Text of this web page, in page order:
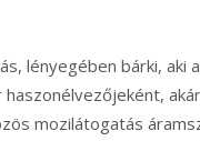
lényegében bárki, aki
mozilátogatás